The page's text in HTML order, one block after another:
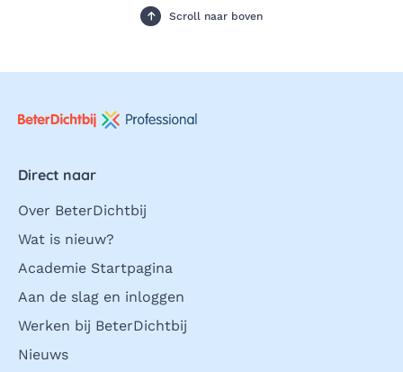
Scroll naar boven
Direct naar
Over BeterDichtbij
Wat is nieuw?
Academie Startpagina
Aan de slag en inloggen
Werken bij BeterDichtbij
Nieuws